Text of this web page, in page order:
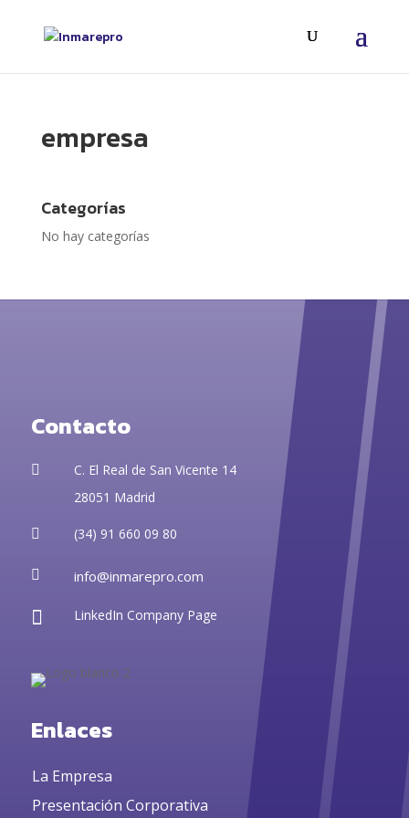
empresa
Categorías
No hay categorías
Contacto

C. El Real de San Vicente 14
28051 Madrid
 (34) 91 660 09 80
 info@inmarepro.com
 LinkedIn Company Page
Enlaces
La Empresa
Presentación Corporativa